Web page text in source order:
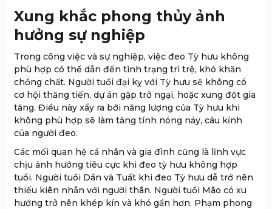
Xung khắc phong thủy ảnh
hưởng sự nghiệp
Trong công việc và sự nghiệp, việc đeo Tỳ hưu không
phù hợp có thể dẫn đến tình trạng trì trệ, khó khăn
chồng chất. Người tuổi đại kỵ với Tỳ hưu sẽ không có
cơ hội thăng tiến, dự án gặp trở ngại, hoặc xung đột gia
tăng. Điều này xẩy ra bởi năng lượng của Tỳ hưu khi
không phù hợp sẽ làm tăng tính nóng nảy, cáu kỉnh
của người đeo.
Các mối quan hệ cá nhân và gia đình cũng là lĩnh vực
chịu ảnh hưởng tiêu cực khi đeo tỳ hưu không hợp
tuổi. Người tuổi Dần và Tuất khi đeo Tỳ hưu dễ trở nên
thiếu kiên nhẫn với người thân. Người tuổi Mão có xu
hướng trở nên khép kín và khó gần hơn. Phạm phong